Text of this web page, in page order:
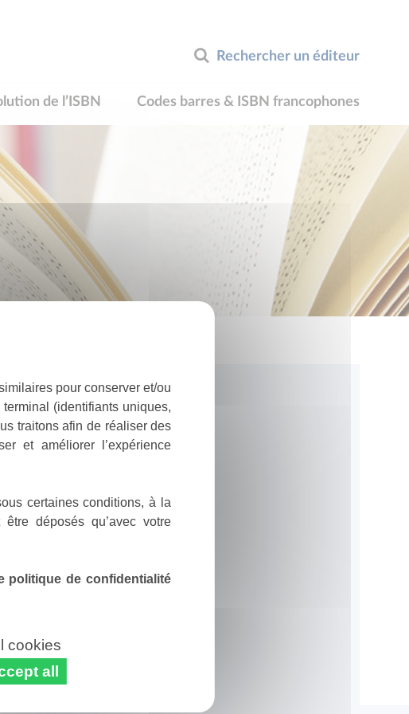
Rechercher un éditeur
de l’ISBN Codes barres & ISBN francophones
pour conserver et/ou
(identifiants uniques,
traitons afin de réaliser des
et améliorer l’expérience
certaines conditions, à la
déposés qu’avec votre
politique de confidentialité
cookies
all